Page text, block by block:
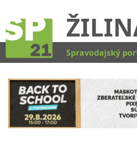
Spravodajský